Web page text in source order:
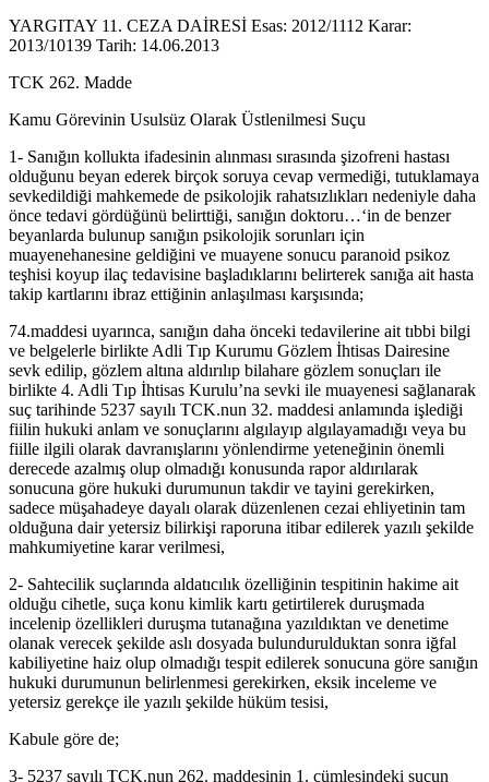
YARGITAY 11. CEZA DAİRESİ Esas: 2012/1112 Karar:
2013/10139 Tarih: 14.06.2013
TCK 262. Madde
Kamu Görevinin Usulsüz Olarak Üstlenilmesi Suçu
1- Sanığın kollukta ifadesinin alınması sırasında şizofreni hastası
olduğunu beyan ederek birçok soruya cevap vermediği, tutuklamaya
sevkedildiği mahkemede de psikolojik rahatsızlıkları nedeniyle daha
önce tedavi gördüğünü belirttiği, sanığın doktoru…‘in de benzer
beyanlarda bulunup sanığın psikolojik sorunları için
muayenehanesine geldiğini ve muayene sonucu paranoid psikoz
teşhisi koyup ilaç tedavisine başladıklarını belirterek sanığa ait hasta
takip kartlarını ibraz ettiğinin anlaşılması karşısında;
74.maddesi uyarınca, sanığın daha önceki tedavilerine ait tıbbi bilgi
ve belgelerle birlikte Adli Tıp Kurumu Gözlem İhtisas Dairesine
sevk edilip, gözlem altına aldırılıp bilahare gözlem sonuçları ile
birlikte 4. Adli Tıp İhtisas Kurulu’na sevki ile muayenesi sağlanarak
suç tarihinde 5237 sayılı TCK.nun 32. maddesi anlamında işlediği
fiilin hukuki anlam ve sonuçlarını algılayıp algılayamadığı veya bu
fiille ilgili olarak davranışlarını yönlendirme yeteneğinin önemli
derecede azalmış olup olmadığı konusunda rapor aldırılarak
sonucuna göre hukuki durumunun takdir ve tayini gerekirken,
sadece müşahadeye dayalı olarak düzenlenen cezai ehliyetinin tam
olduğuna dair yetersiz bilirkişi raporuna itibar edilerek yazılı şekilde
mahkumiyetine karar verilmesi,
2- Sahtecilik suçlarında aldatıcılık özelliğinin tespitinin hakime ait
olduğu cihetle, suça konu kimlik kartı getirtilerek duruşmada
incelenip özellikleri duruşma tutanağına yazıldıktan ve denetime
olanak verecek şekilde aslı dosyada bulundurulduktan sonra iğfal
kabiliyetine haiz olup olmadığı tespit edilerek sonucuna göre sanığın
hukuki durumunun belirlenmesi gerekirken, eksik inceleme ve
yetersiz gerekçe ile yazılı şekilde hüküm tesisi,
Kabule göre de;
3- 5237 sayılı TCK.nun 262. maddesinin 1. cümlesindeki suçun